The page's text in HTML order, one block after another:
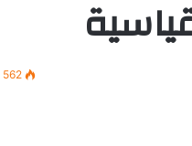
562